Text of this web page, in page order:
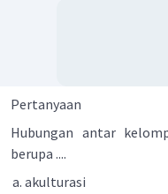
Pertanyaan
Hubungan antar
berupa ....
akulturasi